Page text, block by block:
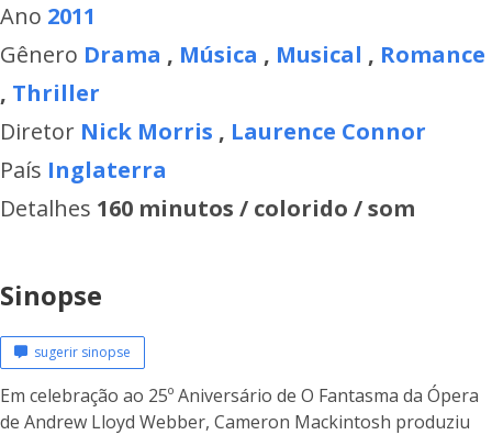
Ano 2011
Gênero Drama , Música , Musical , Romance
, Thriller
Diretor Nick Morris , Laurence Connor
País Inglaterra
Detalhes 160 minutos / colorido / som
Sinopse
sugerir sinopse
Em celebração ao 25º Aniversário de O Fantasma da Ópera
de Andrew Lloyd Webber, Cameron Mackintosh produziu